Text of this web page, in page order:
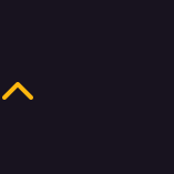
Anterior